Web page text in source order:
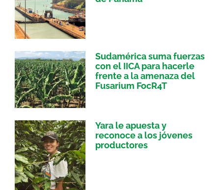
Sudamérica suma fuerzas
con el IICA para hacerle
frente a la amenaza del
Fusarium FocR4T
Yara le apuesta y
reconoce a los jóvenes
productores